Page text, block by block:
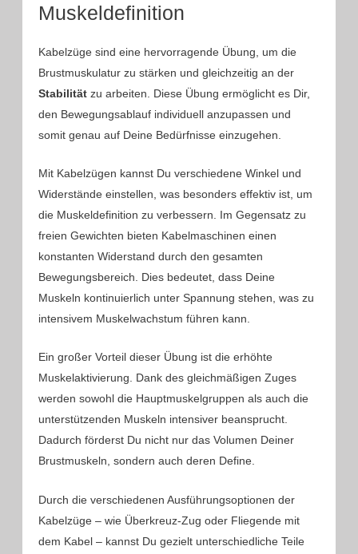
Muskeldefinition
Kabelzüge sind eine hervorragende Übung, um die
Brustmuskulatur zu stärken und gleichzeitig an der
Stabilitätzu arbeiten. Diese Übung ermöglicht es Dir,
den Bewegungsablauf individuell anzupassen und
somit genau auf Deine Bedürfnisse einzugehen.
Mit Kabelzügen kannst Du verschiedene Winkel und
Widerstände einstellen, was besonders effektiv ist, um
die Muskeldefinition zu verbessern. Im Gegensatz zu
freien Gewichten bieten Kabelmaschinen einen
konstanten Widerstand durch den gesamten
Bewegungsbereich. Dies bedeutet, dass Deine
Muskeln kontinuierlich unter Spannung stehen, was zu
intensivem Muskelwachstum führen kann.
Ein großer Vorteil dieser Übung ist die erhöhte
Muskelaktivierung. Dank des gleichmäßigen Zuges
werden sowohl die Hauptmuskelgruppen als auch die
unterstützenden Muskeln intensiver beansprucht.
Dadurch förderst Du nicht nur das Volumen Deiner
Brustmuskeln, sondern auch deren Define.
Durch die verschiedenen Ausführungsoptionen der
Kabelzüge – wie Überkreuz-Zug oder Fliegende mit
dem Kabel – kannst Du gezielt unterschiedliche Teile